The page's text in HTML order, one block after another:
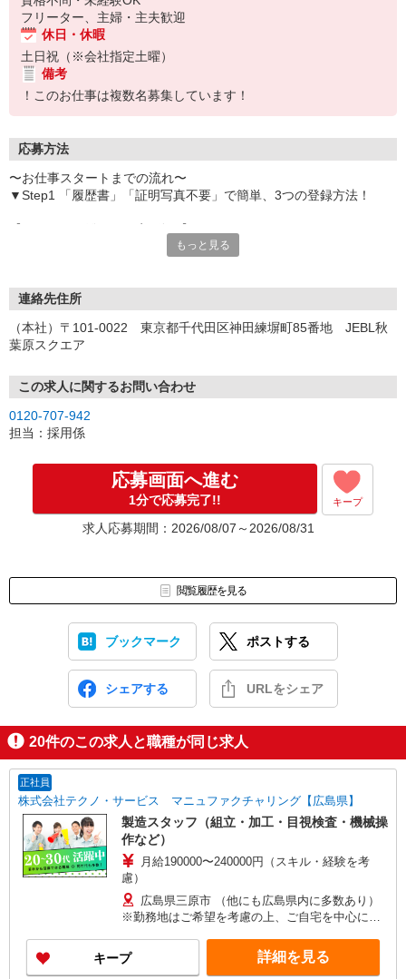
フリーター、主婦・主夫歓迎
休日・休暇
土日祝（※会社指定土曜）
備考
！このお仕事は複数名募集しています！
応募方法
〜お仕事スタートまでの流れ〜
▼Step1 「履歴書」「証明写真不要」で簡単、3つの登録方法！
いつでも好きな時間に登録OK
受付時間/平日9:00〜19:00
【来場登録（目安1時間30分）】
▼Step2 全国にあるお仕事の中から、あなたにピッタリのお仕事を
ご案内
▼Step3 就業前に職場見学で気になる事はしっかりチェック！
応募⇒最短で2日後からの勤務も可能です！
もっと見る
連絡先住所
（本社）〒101-0022 東京都千代田区神田練塀町85番地 JEBL秋
葉原スクエア
この求人に関するお問い合わせ
0120-707-942
担当：採用係
応募画面へ進む
1分で応募完了!! キープ
求人応募期間：2026/08/07～2026/08/31
閲覧履歴を見る
ブックマーク ポストする
シェアする URLをシェア
20件のこの求人と職種が同じ求人
正社員
株式会社テクノ・サービス マニュファクチャリング【広島県】
製造スタッフ（組立・加工・目視検査・機械操
作など）
月給190000〜240000円（スキル・経験を考
慮）
広島県三原市 （他にも広島県内に多数あり）
※勤務地はご希望を考慮の上、ご自宅を中心に通
し）
キープ 詳細を見る